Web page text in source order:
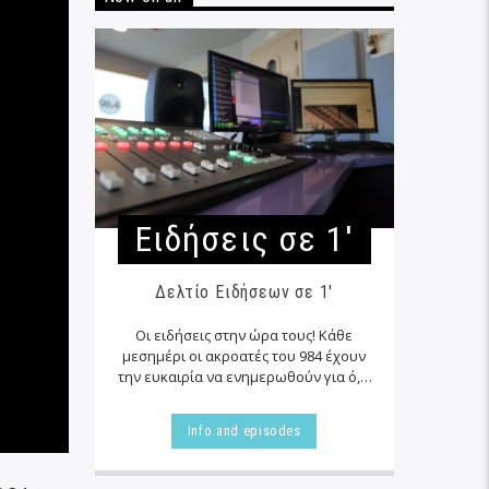
Ειδήσεις σε 1′
Δελτίο Ειδήσεων σε 1'
Οι ειδήσεις στην ώρα τους! Κάθε
μεσημέρι οι ακροατές του 984 έχουν
την ευκαιρία να ενημερωθούν για ό,τι
τον κόσμο.
Info and episodes